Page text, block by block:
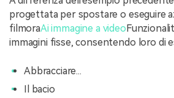
progettata per spostare o eseguire
filmoraAi immagine a video
immagini fisse, consentendo loro di
Abbracciare...
Il bacio